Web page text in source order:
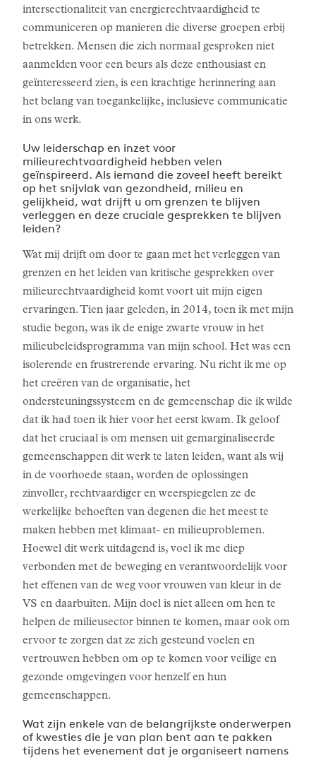
intersectionaliteit van energierechtvaardigheid te
communiceren op manieren die diverse groepen erbij
betrekken. Mensen die zich normaal gesproken niet
aanmelden voor een beurs als deze enthousiast en
geïnteresseerd zien, is een krachtige herinnering aan
het belang van toegankelijke, inclusieve communicatie
in ons werk.
Uw leiderschap en inzet voor
milieurechtvaardigheid hebben velen
geïnspireerd. Als iemand die zoveel heeft bereikt
op het snijvlak van gezondheid, milieu en
gelijkheid, wat drijft u om grenzen te blijven
verleggen en deze cruciale gesprekken te blijven
leiden?
Wat mij drijft om door te gaan met het verleggen van
grenzen en het leiden van kritische gesprekken over
milieurechtvaardigheid komt voort uit mijn eigen
ervaringen. Tien jaar geleden, in 2014, toen ik met mijn
studie begon, was ik de enige zwarte vrouw in het
milieubeleidsprogramma van mijn school. Het was een
isolerende en frustrerende ervaring. Nu richt ik me op
het creëren van de organisatie, het
ondersteuningssysteem en de gemeenschap die ik wilde
dat ik had toen ik hier voor het eerst kwam. Ik geloof
dat het cruciaal is om mensen uit gemarginaliseerde
gemeenschappen dit werk te laten leiden, want als wij
in de voorhoede staan, worden de oplossingen
zinvoller, rechtvaardiger en weerspiegelen ze de
werkelijke behoeften van degenen die het meest te
maken hebben met klimaat- en milieuproblemen.
Hoewel dit werk uitdagend is, voel ik me diep
verbonden met de beweging en verantwoordelijk voor
het effenen van de weg voor vrouwen van kleur in de
VS en daarbuiten. Mijn doel is niet alleen om hen te
helpen de milieusector binnen te komen, maar ook om
ervoor te zorgen dat ze zich gesteund voelen en
vertrouwen hebben om op te komen voor veilige en
gezonde omgevingen voor henzelf en hun
gemeenschappen.
Wat zijn enkele van de belangrijkste onderwerpen
of kwesties die je van plan bent aan te pakken
tijdens het evenement dat je organiseert namens